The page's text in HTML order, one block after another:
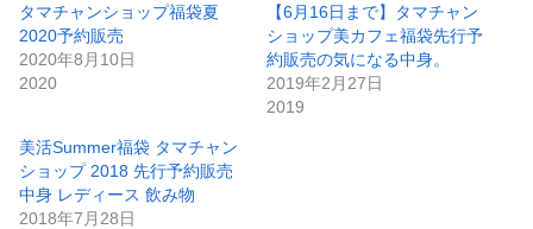
タマチャンショップ福袋夏
2020予約販売
2020年8月10日
2020
【6月16日まで】タマチャン
ショップ美カフェ福袋先行予
約販売の気になる中身。
2019年2月27日
2019
美活Summer福袋 タマチャン
ショップ 2018 先行予約販売
中身 レディース 飲み物
2018年7月28日